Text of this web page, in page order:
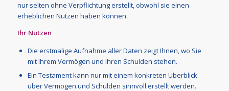
nur selten ohne Verpflichtung erstellt, obwohl sie einen
erheblichen Nutzen haben können.
Ihr Nutzen
Die erstmalige Aufnahme aller Daten zeigt Ihnen, wo Sie
mit Ihrem Vermögen und Ihren Schulden stehen.
Ein Testament kann nur mit einem konkreten Überblick
über Vermögen und Schulden sinnvoll erstellt werden.